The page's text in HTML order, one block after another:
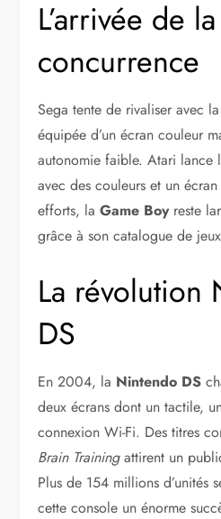
L’arrivée de la
concurrence
Sega tente de rivaliser avec
équipée d’un écran couleur
autonomie faible. Atari lance
avec des couleurs et un
efforts, laGame Boyreste
grâce à son catalogue de
La révolution
DS
En 2004, la Nintendo DS
deux écrans dont un tactile,
connexion Wi-Fi. Des titres
Brain Trainingattirent un
Plus de 154 millions d’unités
cette console un énorme